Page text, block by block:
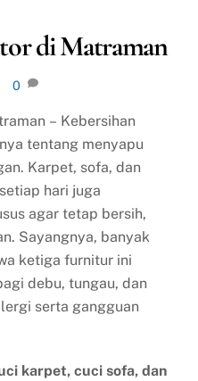
di Matraman
0
– Kebersihan
tentang menyapu
Karpet, sofa, dan
hari juga
agar tetap bersih,
Sayangnya, banyak
ketiga furnitur ini
debu, tungau, dan
serta gangguan
karpet, cuci sofa, dan